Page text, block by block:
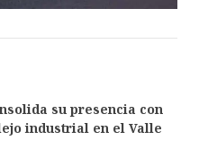
su presencia con
industrial en el Valle